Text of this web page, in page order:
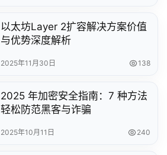
以太坊Layer 2扩容解决方案价值
与优势深度解析
2025年11月30日 138
2025 年加密安全指南：7 种方法
轻松防范黑客与诈骗
2025年10月11日 240